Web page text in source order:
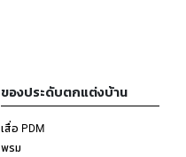
ของประดับตกแต่งบ้าน
เสื่อ PDM
พรม